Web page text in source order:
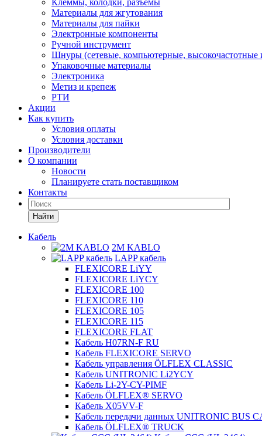
Клеммы, колодки, разъемы
Материалы для жгутования
Материалы для пайки
Электронные компоненты
Ручной инструмент
Шнуры (сетевые, компьютерные, высокочастотные
Упаковочные материалы
Электроника
Метиз и крепеж
РТИ
Акции
Как купить
Условия оплаты
Условия доставки
Производители
О компании
Новости
Планируете стать поставщиком
Контакты
Найти
Кабель
2M KABLO
LAPP кабель
FLEXICORE LiYY
FLEXICORE LiYCY
FLEXICORE 100
FLEXICORE 110
FLEXICORE 105
FLEXICORE 115
FLEXICORE FLAT
Кабель H07RN-F RU
Кабель FLEXICORE SERVO
Кабель управления ÖLFLEX CLASSIC
Кабель UNITRONIC Li2YCY
Кабель Li-2Y-CY-PIMF
Кабель ÖLFLEX® SERVO
Кабель X05VV-F
Кабель передачи данных UNITRONIC BUS
Кабель ÖLFLEX® TRUCK